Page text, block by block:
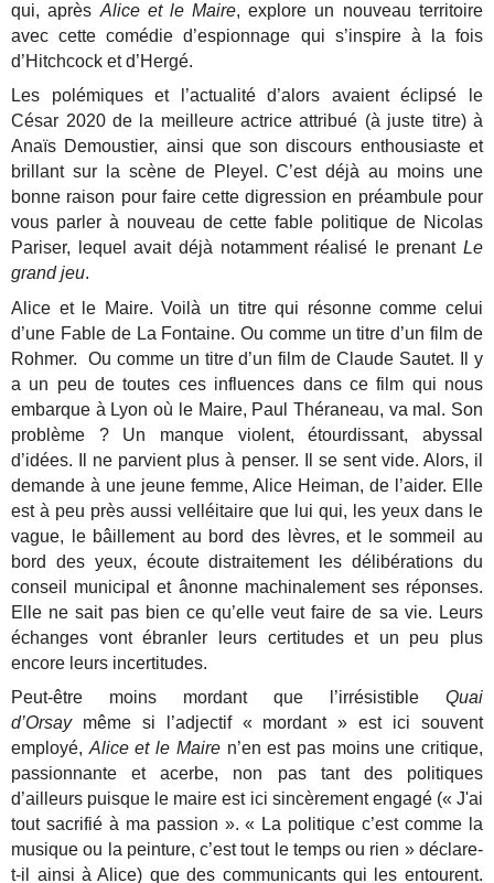
qui, après Alice et le Maire, explore un nouveau territoire
avec cette comédie d’espionnage qui s’inspire à la fois
d’Hitchcock et d’Hergé.
Les polémiques et l’actualité d’alors avaient éclipsé le
César 2020 de la meilleure actrice attribué (à juste titre) à
Anaïs Demoustier, ainsi que son discours enthousiaste et
brillant sur la scène de Pleyel. C’est déjà au moins une
bonne raison pour faire cette digression en préambule pour
vous parler à nouveau de cette fable politique de Nicolas
Pariser, lequel avait déjà notamment réalisé le prenant Le
grand jeu.
Alice et le Maire. Voilà un titre qui résonne comme celui
d’une Fable de La Fontaine. Ou comme un titre d’un film de
Rohmer. Ou comme un titre d’un film de Claude Sautet. Il y
a un peu de toutes ces influences dans ce film qui nous
embarque à Lyon où le Maire, Paul Théraneau, va mal. Son
problème ? Un manque violent, étourdissant, abyssal
d’idées. Il ne parvient plus à penser. Il se sent vide. Alors, il
demande à une jeune femme, Alice Heiman, de l’aider. Elle
est à peu près aussi velléitaire que lui qui, les yeux dans le
vague, le bâillement au bord des lèvres, et le sommeil au
bord des yeux, écoute distraitement les délibérations du
conseil municipal et ânonne machinalement ses réponses.
Elle ne sait pas bien ce qu’elle veut faire de sa vie. Leurs
échanges vont ébranler leurs certitudes et un peu plus
encore leurs incertitudes.
Peut-être moins mordant que l’irrésistible Quai
d’Orsaymême si l’adjectif « mordant » est ici souvent
employé, Alice et le Mairen’en est pas moins une critique,
passionnante et acerbe, non pas tant des politiques
d’ailleurs puisque le maire est ici sincèrement engagé (« J'ai
tout sacrifié à ma passion ». « La politique c’est comme la
musique ou la peinture, c’est tout le temps ou rien » déclare-
t-il ainsi à Alice) que des communicants qui les entourent.